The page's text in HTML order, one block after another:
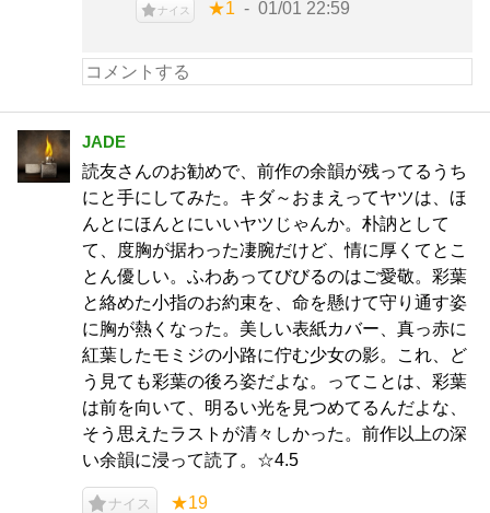
ナイス ★1 01/01 22:59
JADE
読友さんのお勧めで、前作の余韻が残ってるうち
にと手にしてみた。キダ～おまえってヤツは、ほ
んとにほんとにいいヤツじゃんか。朴訥として
て、度胸が据わった凄腕だけど、情に厚くてとこ
とん優しい。ふわあってびびるのはご愛敬。彩葉
と絡めた小指のお約束を、命を懸けて守り通す姿
に胸が熱くなった。美しい表紙カバー、真っ赤に
紅葉したモミジの小路に佇む少女の影。これ、ど
う見ても彩葉の後ろ姿だよな。ってことは、彩葉
は前を向いて、明るい光を見つめてるんだよな、
そう思えたラストが清々しかった。前作以上の深
い余韻に浸って読了。☆4.5
ナイス ★19